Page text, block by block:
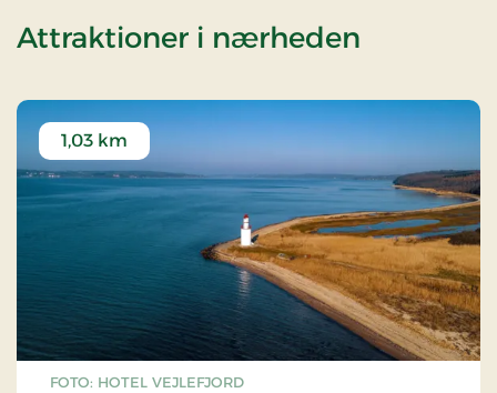
Attraktioner i nærheden
FOTO: HOTEL VEJLEFJORD
1,03 km